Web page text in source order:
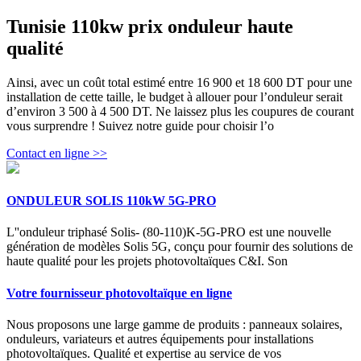
Tunisie 110kw prix onduleur haute
qualité
Ainsi, avec un coût total estimé entre 16 900 et 18 600 DT pour une
installation de cette taille, le budget à allouer pour l’onduleur serait
d’environ 3 500 à 4 500 DT. Ne laissez plus les coupures de courant
vous surprendre ! Suivez notre guide pour choisir l’o
Contact en ligne >>
ONDULEUR SOLIS 110kW 5G-PRO
L''onduleur triphasé Solis- (80-110)K-5G-PRO est une nouvelle
génération de modèles Solis 5G, conçu pour fournir des solutions de
haute qualité pour les projets photovoltaïques C&I. Son
Votre fournisseur photovoltaïque en ligne
Nous proposons une large gamme de produits : panneaux solaires,
onduleurs, variateurs et autres équipements pour installations
photovoltaïques. Qualité et expertise au service de vos